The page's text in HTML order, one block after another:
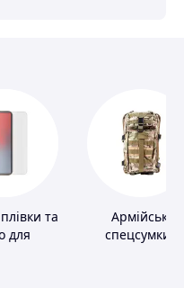
та
для
Армійські
спецсумки і